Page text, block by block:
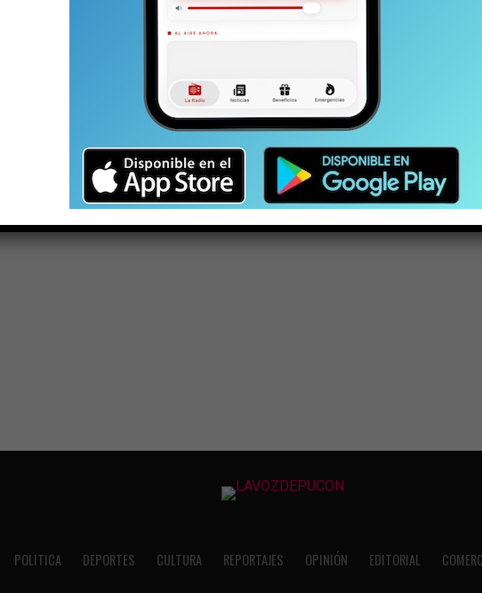
POLITICA DEPORTES CULTURA REPORTAJES OPINIÓN EDITORIAL